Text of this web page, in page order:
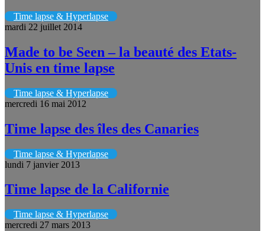
Time lapse & Hyperlapse
mardi 22 juillet 2014
Made to be Seen – la beauté des Etats-
Unis en time lapse
Time lapse & Hyperlapse
mercredi 16 mai 2012
Time lapse des îles des Canaries
Time lapse & Hyperlapse
lundi 7 janvier 2013
Time lapse de la Californie
Time lapse & Hyperlapse
mercredi 27 mars 2013